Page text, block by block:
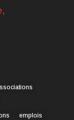
emplois